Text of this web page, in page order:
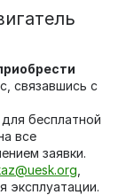
связавшись с
для бесплатной
все
заявки.
эксплуатации.